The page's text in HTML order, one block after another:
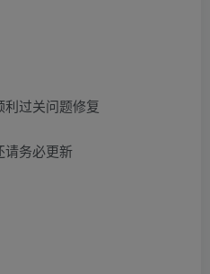
过关问题修复
请务必更新